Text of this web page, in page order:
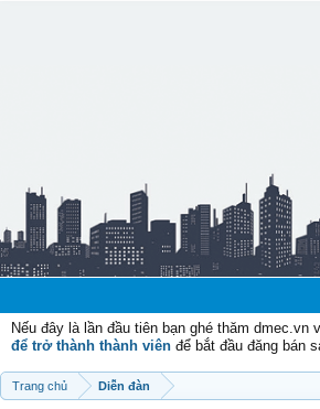
Nếu đây là lần đầu tiên bạn ghé thăm
để trở thành thành viên để bắt đầu đăng bán
Trang chủ Diễn đàn